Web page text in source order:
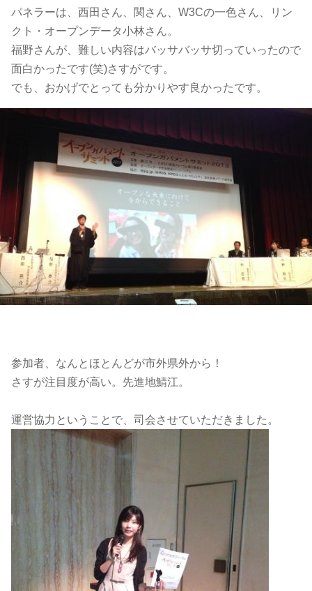
パネラーは、西田さん、関さん、W3Cの一色さん、リン
クト・オープンデータ小林さん。
福野さんが、難しい内容はバッサバッサ切っていったので
面白かったです(笑)さすがです。
でも、おかげでとっても分かりやす良かったです。
参加者、なんとほとんどが市外県外から！
さすが注目度が高い。先進地鯖江。
運営協力ということで、司会させていただきました。